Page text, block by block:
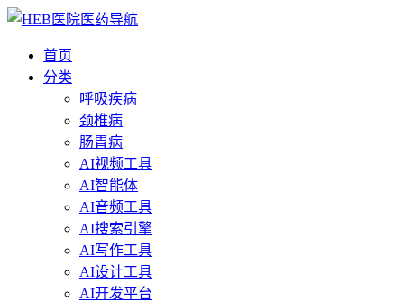
首页
分类
呼吸疾病
颈椎病
肠胃病
AI视频工具
AI智能体
AI音频工具
AI搜索引擎
AI写作工具
AI设计工具
AI开发平台